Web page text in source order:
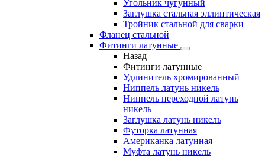
Угольник чугунный
Заглушка стальная эллиптическая
Тройник стальной для сварки
Фланец стальной
Фитинги латунные
Назад
Фитинги латунные
Удлинитель хромированный
Ниппель латунь никель
Ниппель переходной латунь
никель
Заглушка латунь никель
Футорка латунная
Американка латунная
Муфта латунь никель